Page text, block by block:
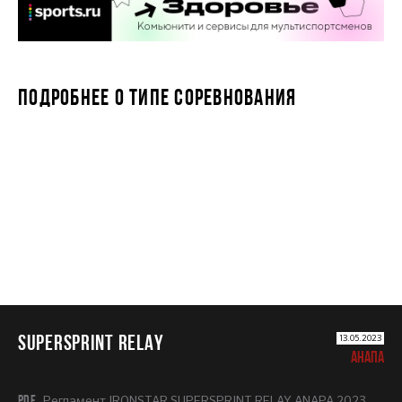
ПОДРОБНЕЕ О ТИПЕ СОРЕВНОВАНИЯ
SUPERSPRINT RELAY 13.05.2023
АНАПА